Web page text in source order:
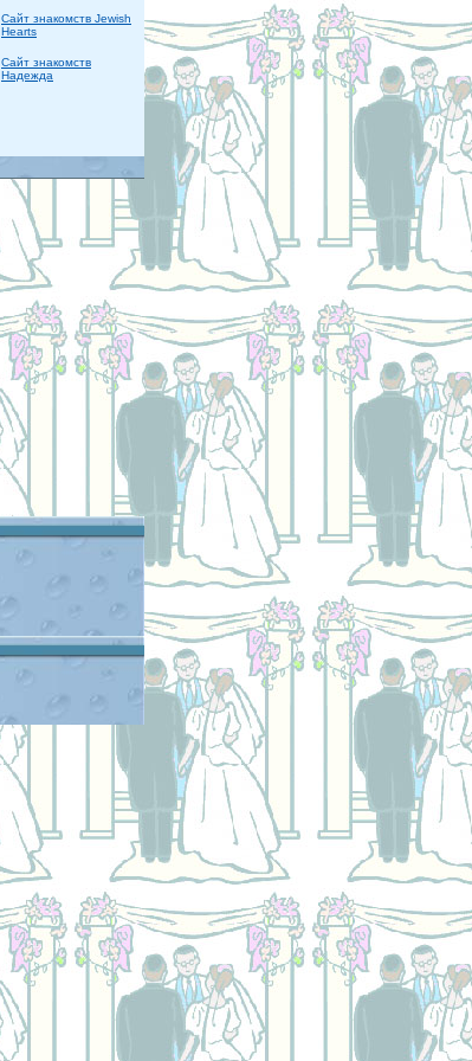
Сайт знакомств Jewish
Hearts
Сайт знакомств
Надежда